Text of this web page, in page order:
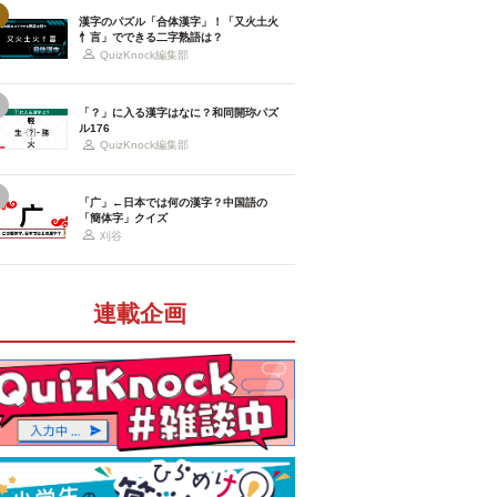
漢字のパズル「合体漢字」！「又火土火
忄言」でできる二字熟語は？
QuizKnock編集部
「？」に入る漢字はなに？和同開珎パズ
ル176
QuizKnock編集部
「广」←日本では何の漢字？中国語の
「簡体字」クイズ
刈谷
連載企画